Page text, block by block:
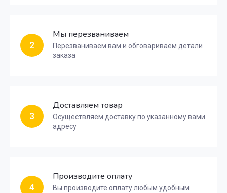
2
Мы перезваниваем
Перезваниваем вам и обговариваем детали
заказа
3
Доставляем товар
Осуществляем доставку по указанному вами
адресу
4
Производите оплату
Вы производите оплату любым удобным